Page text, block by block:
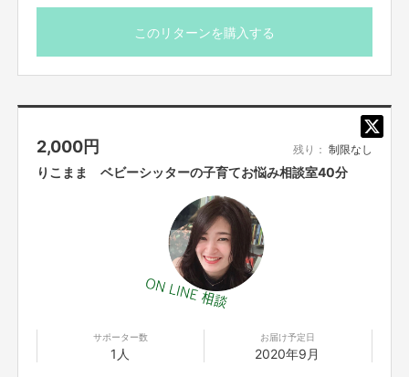
ここまで大きなことを言っておりますが
ただの一人の主婦なのです。
この想いを形にしようと志し、
活動を初めました。
SIAWASENO KOUNOTORI GIFTを応援していただける
ながら少しづつ前に進んだ状況なども記しています。
たくさん助けていただいた、西野亮廣エンタメ研究所のサ
ロンメンバーさんとの実際のやり取りも見れちゃいま
す!!salon.jp/nishino
また、今回のクラウドファンディングに挑戦して自分なり
にわかった、抑えておかなければいけないポイントなども
共有させていただきます。
これからクラウドファンディングに挑戦する方のお役に立
てたら嬉しいです。
い。文才はありません…
このリターンを購入する
2,000円 残り： 制限なし
りこまま ベビーシッターの子育てお悩み相談室40分
サポーター数
1人
お届け予定日
2020年9月